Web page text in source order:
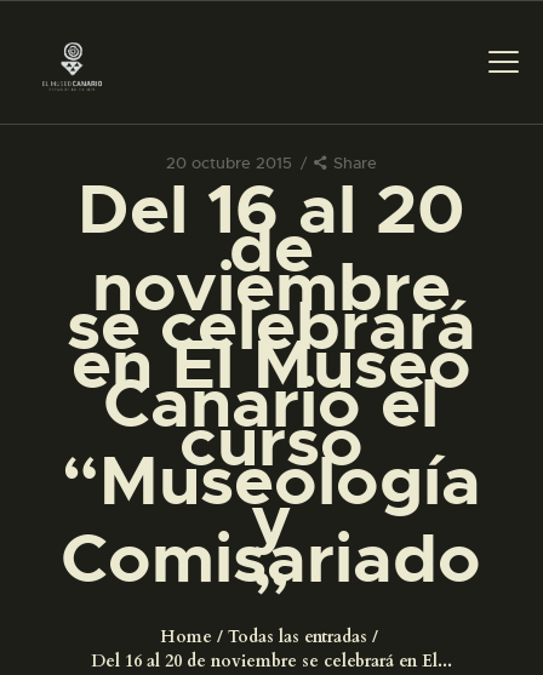
20 octubre 2015 Share
Del 16 al 20
de
noviembre
se celebrará
en El Museo
Canario el
curso
“Museología
y
Comisariado
”
Home
Todas las entradas
Del 16 al 20 de noviembre se celebrará en El...
PREPARAR LA VISITA
ACTIVIDADES
█
EL MUSEO
COLECCIONES
DIDÁCTICA
ESPAÑOL